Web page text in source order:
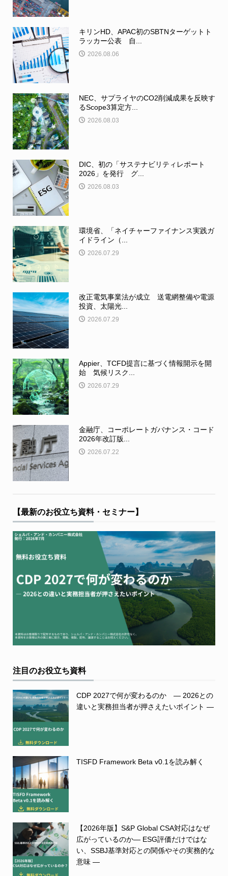
キリンHD、APAC初のSBTNターゲットト
ラッカー公表 自...
2026.08.06
NEC、サプライヤのCO2削減成果を反映す
るScope3算定方...
2026.08.03
DIC、初の「サステナビリティレポート
2026」を発行 グ...
2026.08.03
環境省、「ネイチャーファイナンス実践ガ
イドライン（...
2026.07.29
改正電気事業法が成立 送電網整備や電源
投資、太陽光...
2026.07.29
Appier、TCFD提言に基づく情報開示を開
始 気候リスク...
2026.07.29
金融庁、コーポレートガバナンス・コード
2026年改訂版...
2026.07.22
【最新のお役立ち資料・セミナー】
注目のお役立ち資料
CDP 2027で何が変わるのか ― 2026との
違いと実務担当者が押さえたいポイント ―
TISFD Framework Beta v0.1を読み解く
【2026年版】S&P Global CSA対応はなぜ
広がっているのか― ESG評価だけではな
い、SSBJ基準対応との関係やその実務的な
意味 ―